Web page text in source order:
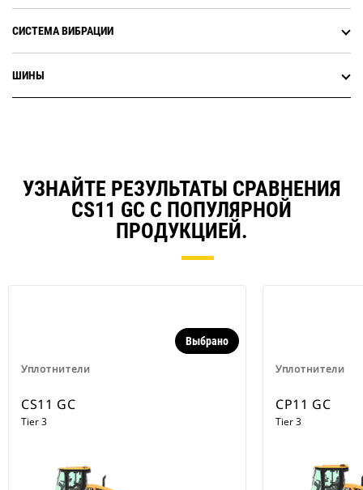
СИСТЕМА ВИБРАЦИИ
ШИНЫ
УЗНАЙТЕ РЕЗУЛЬТАТЫ СРАВНЕНИЯ
CS11 GC С ПОПУЛЯРНОЙ
ПРОДУКЦИЕЙ.
Уплотнители
Выбрано
CS11 GC
Tier 3
Уплотнители
CP11 GC
Tier 3